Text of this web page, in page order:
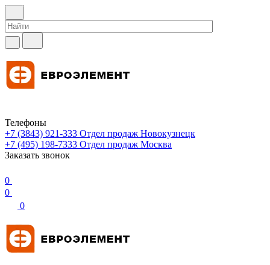
Телефоны
+7 (3843) 921-333 Отдел продаж Новокузнецк
+7 (495) 198-7333 Отдел продаж Москва
Заказать звонок
0
0
0